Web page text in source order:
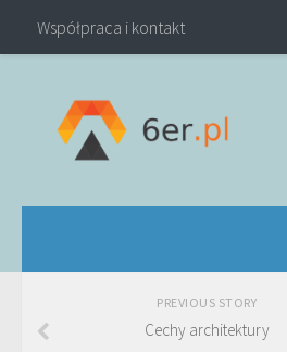
Współpraca i kontakt
PREVIOUS STORY
Cechy architektury